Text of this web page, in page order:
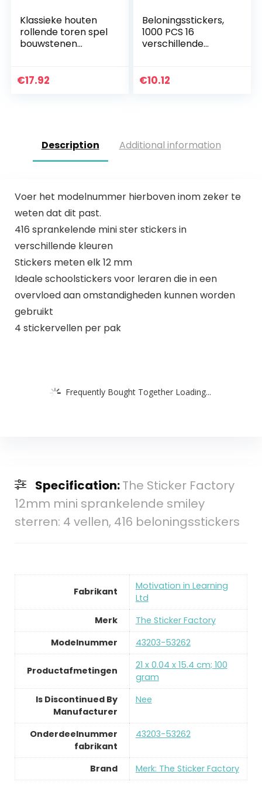
Klassieke houten
rollende toren spel
bouwstenen
volwassenen, grote
€17.92
Beloningsstickers,
1000 PCS 16
verschillende
voor kinderen,
€10.12
Description Additional information
Voer het modelnummer hierboven inom zeker te
weten dat dit past.
416 sprankelende mini ster stickers in
verschillende kleuren
Stickers meten elk 12 mm
Ideale schoolstickers voor leraren die in een
overvloed aan omstandigheden kunnen worden
gebruikt
4 stickervellen per pak
Frequently Bought Together Loading...
Specification:The Sticker Factory
12mm mini sprankelende smiley
sterren: 4 vellen, 416 beloningsstickers
Fabrikant
‎Motivation in Learning
Ltd
Merk
‎The Sticker Factory
Modelnummer
‎43203-53262
Productafmetingen
‎21 x 0.04 x 15.4 cm; 100
gram
Is Discontinued By
Manufacturer
‎Nee
Onderdeelnummer
fabrikant
‎43203-53262
Brand Merk: The Sticker Factory